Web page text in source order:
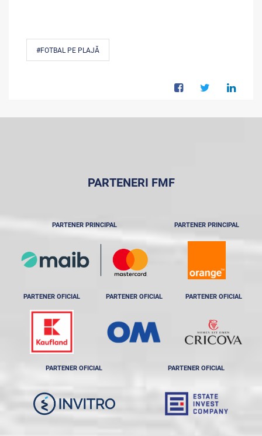
#FOTBAL PE PLAJĂ
PARTENERI FMF
PARTENER PRINCIPAL PARTENER PRINCIPAL
PARTENER OFICIAL PARTENER OFICIAL PARTENER OFICIAL
PARTENER OFICIAL PARTENER OFICIAL